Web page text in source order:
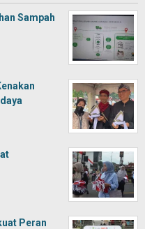
Sampah
Peran